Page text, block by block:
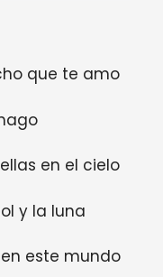
que te amo
en el cielo
y la luna
este mundo